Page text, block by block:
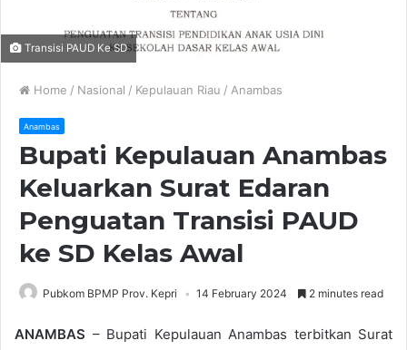
Transisi PAUD Ke SD
Home / Nasional / Kepulauan Riau / Anambas
Anambas
Bupati Kepulauan Anambas
Keluarkan Surat Edaran
Penguatan Transisi PAUD
ke SD Kelas Awal
Pubkom BPMP Prov. Kepri 14 February 2024 2 minutes read
ANAMBAS – Bupati Kepulauan Anambas terbitkan Surat